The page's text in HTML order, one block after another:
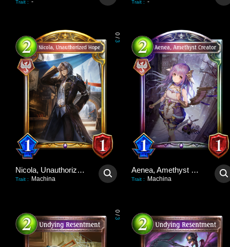
Trait : - Trait : -
0
/
3
Nicola, Unauthorized Hope
Trait : Machina
Aenea, Amethyst Creator
Trait : Machina
0
/
3